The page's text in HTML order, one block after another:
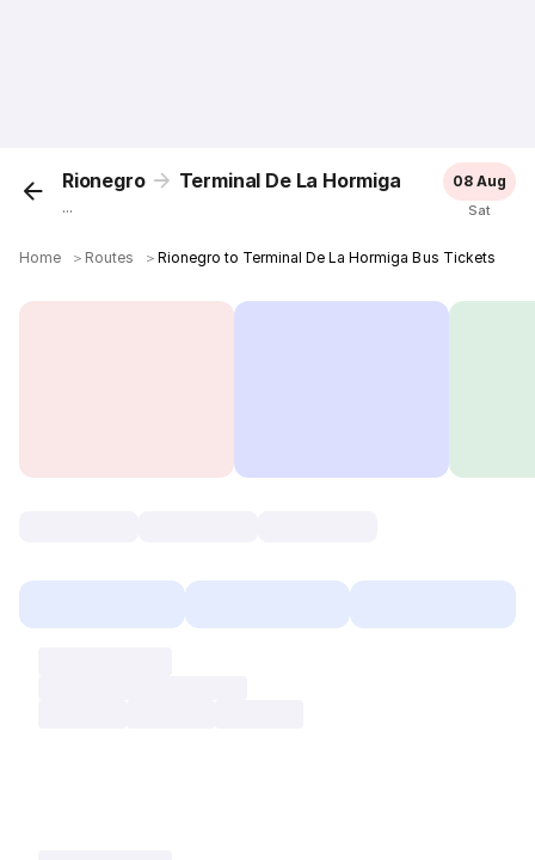
Rionegro Terminal De La Hormiga
...
08 Aug
Sat
Home ＞ Routes ＞Rionegro to Terminal De La Hormiga Bus Tickets